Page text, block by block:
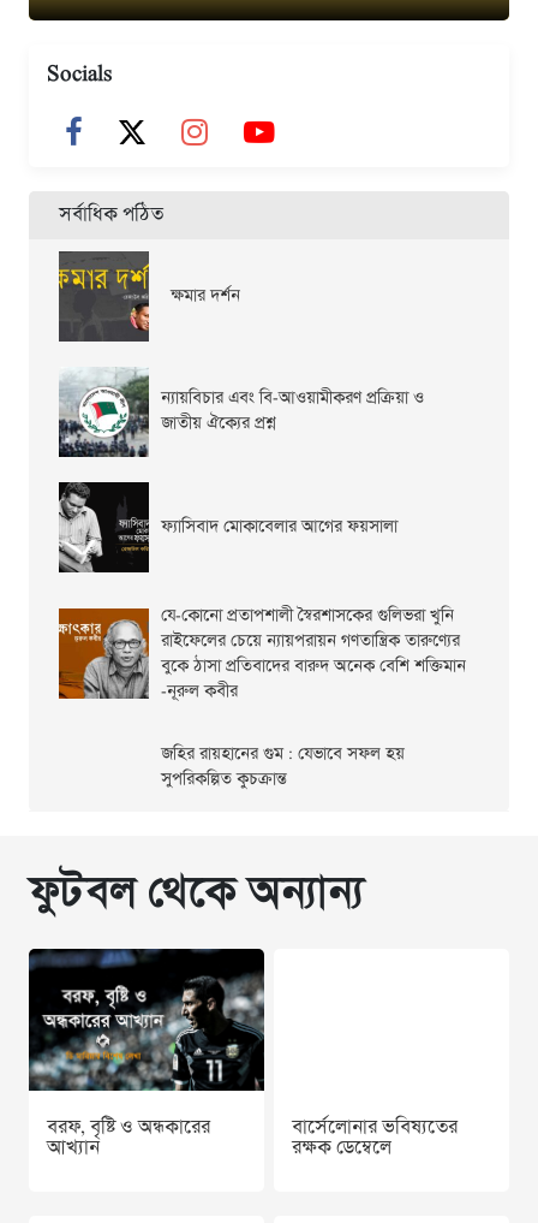
Socials
সর্বাধিক পঠিত
ক্ষমার দর্শন
ন্যায়বিচার এবং বি-আওয়ামীকরণ প্রক্রিয়া ও
জাতীয় ঐক্যের প্রশ্ন
ফ্যাসিবাদ মোকাবেলার আগের ফয়সালা
যে-কোনো প্রতাপশালী স্বৈরশাসকের গুলিভরা খুনি
রাইফেলের চেয়ে ন্যায়পরায়ন গণতান্ত্রিক তারুণ্যের
বুকে ঠাসা প্রতিবাদের বারুদ অনেক বেশি শক্তিমান
-নূরুল কবীর
জহির রায়হানের গুম : যেভাবে সফল হয়
সুপরিকল্পিত কুচক্রান্ত
ফুটবল থেকে অন্যান্য
বরফ, বৃষ্টি ও অন্ধকারের
আখ্যান
বার্সেলোনার ভবিষ্যতের
রক্ষক ডেম্বেলে